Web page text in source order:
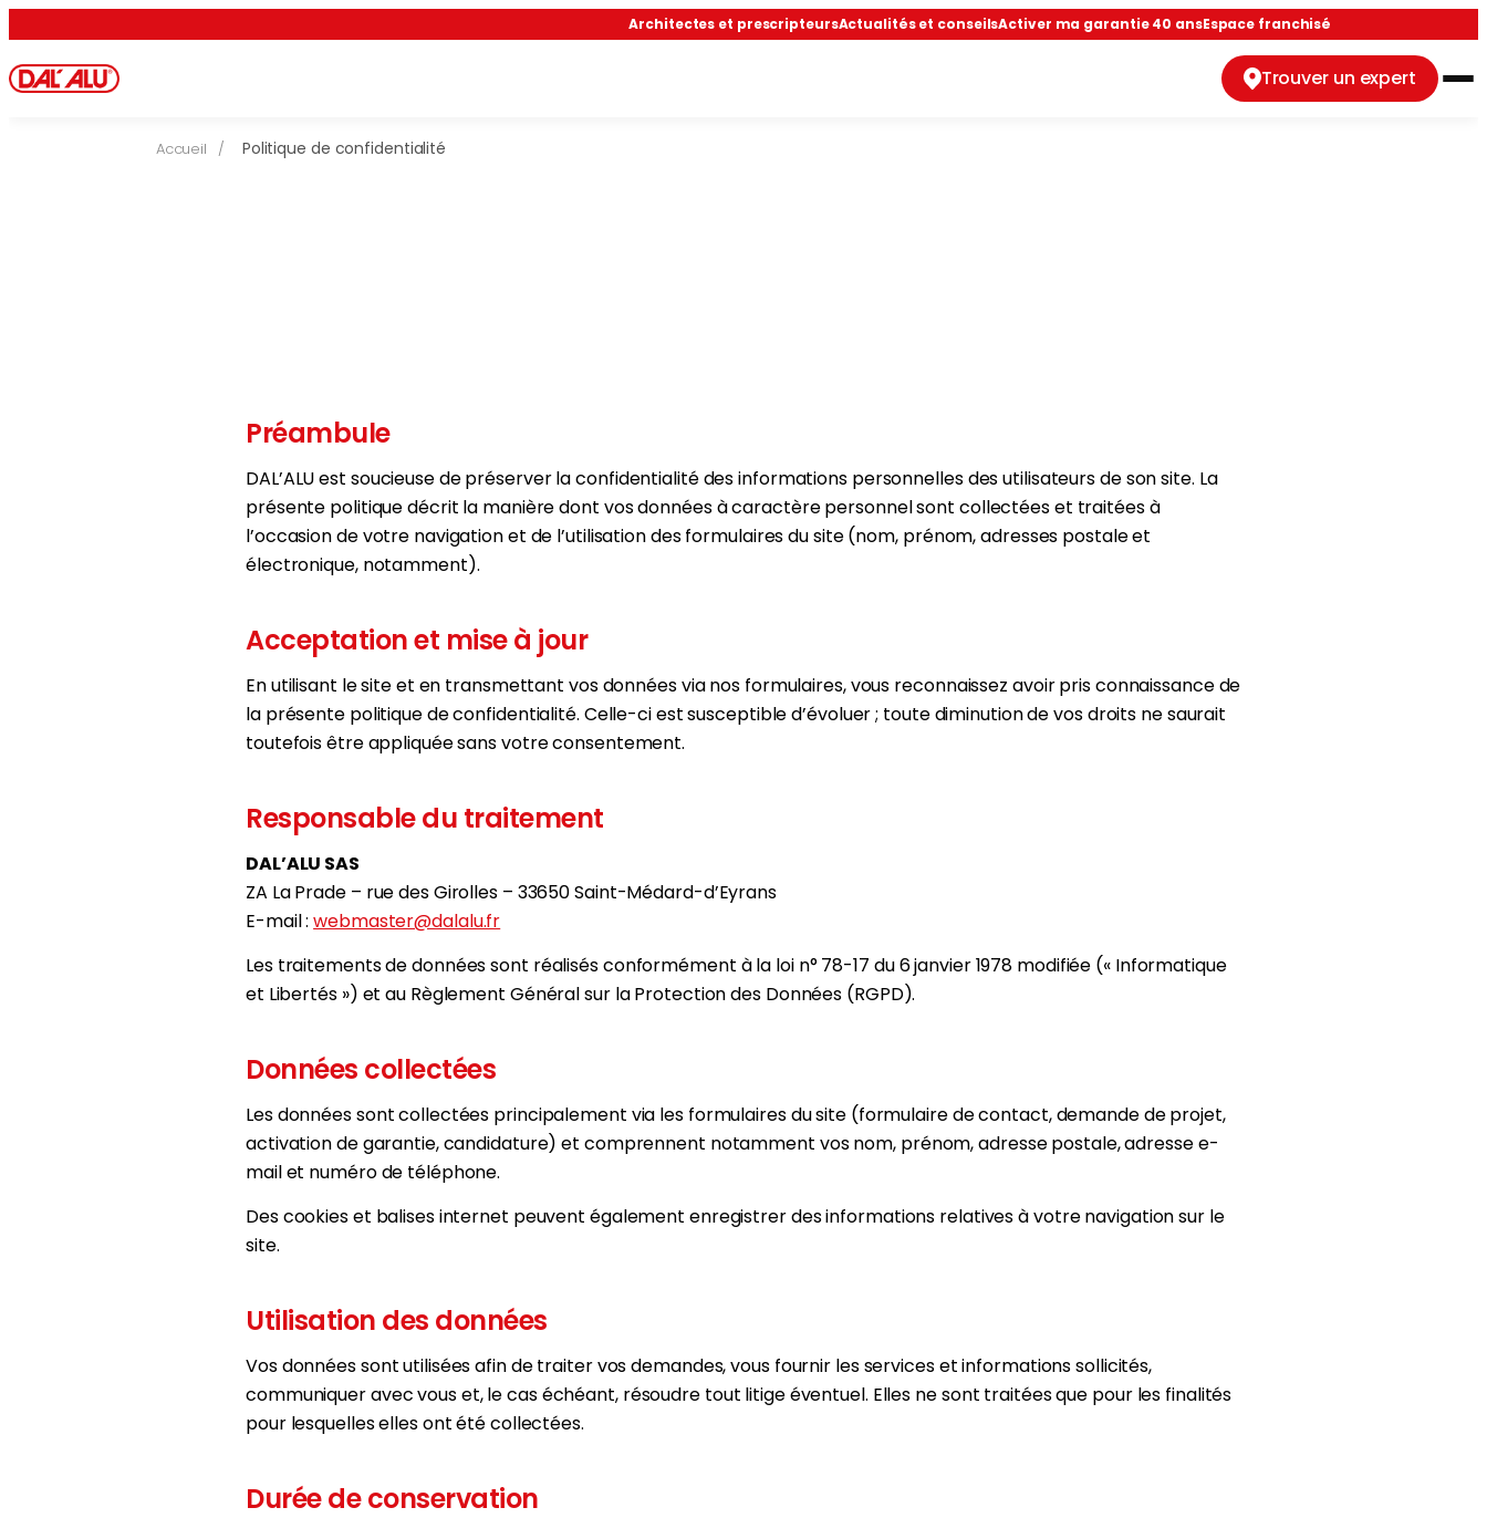
au
contenu
Architectes et prescripteursActualités et conseilsActiver ma garantie 40 ansEspace franchisé
Trouver un expert
Accueil / Politique de confidentialité
Préambule
DAL’ALU est soucieuse de préserver la confidentialité des informations personnelles des utilisateurs de son site. La
présente politique décrit la manière dont vos données à caractère personnel sont collectées et traitées à
l’occasion de votre navigation et de l’utilisation des formulaires du site (nom, prénom, adresses postale et
électronique, notamment).
Acceptation et mise à jour
En utilisant le site et en transmettant vos données via nos formulaires, vous reconnaissez avoir pris connaissance de
la présente politique de confidentialité. Celle-ci est susceptible d’évoluer ; toute diminution de vos droits ne saurait
toutefois être appliquée sans votre consentement.
Responsable du traitement
DAL’ALU SAS
ZA La Prade – rue des Girolles – 33650 Saint-Médard-d’Eyrans
E-mail :webmaster@dalalu.fr
Les traitements de données sont réalisés conformément à la loi n° 78-17 du 6 janvier 1978 modifiée (« Informatique
et Libertés ») et au Règlement Général sur la Protection des Données (RGPD).
Données collectées
Les données sont collectées principalement via les formulaires du site (formulaire de contact, demande de projet,
activation de garantie, candidature) et comprennent notamment vos nom, prénom, adresse postale, adresse e-
mail et numéro de téléphone.
Des cookies et balises internet peuvent également enregistrer des informations relatives à votre navigation sur le
site.
Utilisation des données
Vos données sont utilisées afin de traiter vos demandes, vous fournir les services et informations sollicités,
communiquer avec vous et, le cas échéant, résoudre tout litige éventuel. Elles ne sont traitées que pour les finalités
pour lesquelles elles ont été collectées.
Durée de conservation